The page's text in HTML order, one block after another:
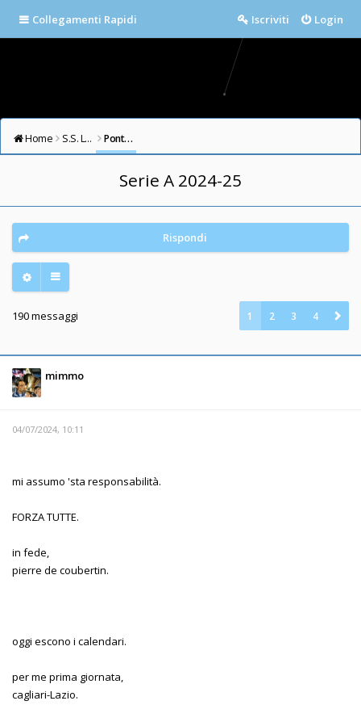
Collegamenti Rapidi Login
Iscriviti
Home S.S. LAZIO FORUM Ponte Milvio
Serie A 2024-25
Rispondi
190 messaggi 1 2 3 4
mimmo
04/07/2024, 10:11
mi assumo 'sta responsabilità.
FORZA TUTTE.
in fede,
pierre de coubertin.
oggi escono i calendari.
per me prima giornata,
cagliari-Lazio.